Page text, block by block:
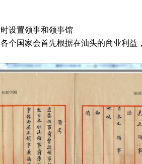
设置领事和领事馆
个国家会首先根据在汕头的商业利